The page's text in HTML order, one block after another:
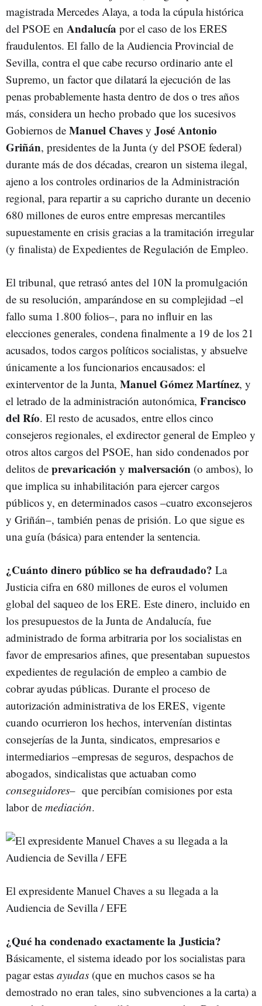
magistrada Mercedes Alaya, a toda la cúpula histórica
del PSOE en Andalucía por el caso de los ERES
fraudulentos. El fallo de la Audiencia Provincial de
Sevilla, contra el que cabe recurso ordinario ante el
Supremo, un factor que dilatará la ejecución de las
penas probablemente hasta dentro de dos o tres años
más, considera un hecho probado que los sucesivos
Gobiernos de Manuel Chaves y José Antonio
Griñán, presidentes de la Junta (y del PSOE federal)
durante más de dos décadas, crearon un sistema ilegal,
ajeno a los controles ordinarios de la Administración
regional, para repartir a su capricho durante un decenio
680 millones de euros entre empresas mercantiles
supuestamente en crisis gracias a la tramitación irregular
(y finalista) de Expedientes de Regulación de Empleo.
El tribunal, que retrasó antes del 10N la promulgación
de su resolución, amparándose en su complejidad –el
fallo suma 1.800 folios–, para no influir en las
elecciones generales, condena finalmente a 19 de los 21
acusados, todos cargos políticos socialistas, y absuelve
únicamente a los funcionarios encausados: el
exinterventor de la Junta, Manuel Gómez Martínez, y
el letrado de la administración autonómica, Francisco
del Río. El resto de acusados, entre ellos cinco
consejeros regionales, el exdirector general de Empleo y
otros altos cargos del PSOE, han sido condenados por
delitos de prevaricación y malversación (o ambos), lo
que implica su inhabilitación para ejercer cargos
públicos y, en determinados casos –cuatro exconsejeros
y Griñán–, también penas de prisión. Lo que sigue es
una guía (básica) para entender la sentencia.
¿Cuánto dinero público se ha defraudado? La
Justicia cifra en 680 millones de euros el volumen
global del saqueo de los ERE. Este dinero, incluido en
los presupuestos de la Junta de Andalucía, fue
administrado de forma arbitraria por los socialistas en
favor de empresarios afines, que presentaban supuestos
expedientes de regulación de empleo a cambio de
cobrar ayudas públicas. Durante el proceso de
autorización administrativa de los ERES, vigente
cuando ocurrieron los hechos, intervenían distintas
consejerías de la Junta, sindicatos, empresarios e
intermediarios –empresas de seguros, despachos de
abogados, sindicalistas que actuaban como
conseguidores– que percibían comisiones por esta
labor de mediación.
El expresidente Manuel Chaves a su llegada a la
Audiencia de Sevilla / EFE
¿Qué ha condenado exactamente la Justicia?
Básicamente, el sistema ideado por los socialistas para
pagar estas ayudas (que en muchos casos se ha
demostrado no eran tales, sino subvenciones a la carta) a